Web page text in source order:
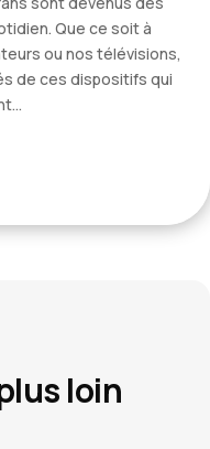
Que ce soit à
ou nos télévisions,
de ces dispositifs qui
loin